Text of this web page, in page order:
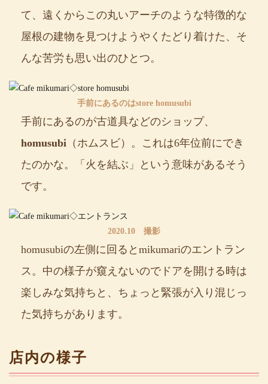
て、遠くからこの丸いアーチのような特徴的な
屋根の建物を見つけようやくたどり着けた、そ
んな苦労も思い出のひとつ。
手前にあるのはstore homusubi
手前にあるのが古道具などのショップ、
homusubi （ホムスビ）。これは6年位前にでき
たのかな。「火を結ぶ」という意味があるそう
です。
2020.10 撮影
homusubiの左側に回るとmikumariのエントラン
ス。中の様子が窺えないのでドアを開ける時は
楽しみな気持ちと、ちょっと緊張が入り混じっ
た気持ちがあります。
店内の様子